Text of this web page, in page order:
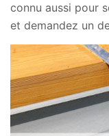
connu aussi pour
et demandez un